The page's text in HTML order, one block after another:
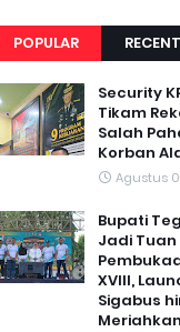
POPULAR
Security
Tikam
Salah
Korban
Agustus
Bupati
Jadi Tuan
XVIII,
Sigabus